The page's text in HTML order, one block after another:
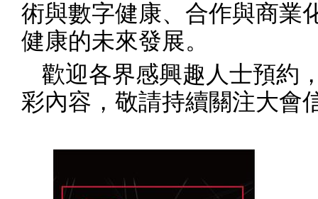
術與數字健康、合作與商業
健康的未來發展。
歡迎各界感興趣人士預約
彩內容，敬請持續關注大會